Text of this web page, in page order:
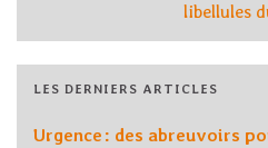
libellules
LES DERNIERS ARTICLES
Urgence : des abreuvoirs